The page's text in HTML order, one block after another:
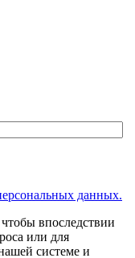
данных.
впоследствии
или для
системе и